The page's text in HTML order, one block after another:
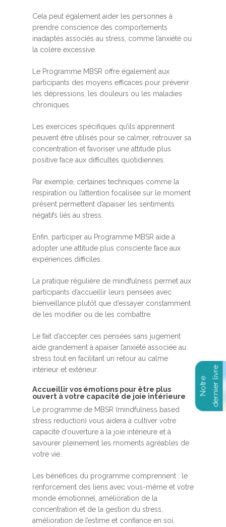
Cela peut également aider les personnes à
prendre conscience des comportements
inadaptés associés au stress, comme l’anxiété ou
la colère excessive.
Le Programme MBSR offre également aux
participants des moyens efficaces pour prévenir
les dépressions, les douleurs ou les maladies
chroniques.
Les exercices spécifiques qu’ils apprennent
peuvent être utilisés pour se calmer, retrouver sa
concentration et favoriser une attitude plus
positive face aux difficultés quotidiennes.
Par exemple, certaines techniques comme la
respiration ou l’attention focalisée sur le moment
présent permettent d’apaiser les sentiments
négatifs liés au stress.
Enfin, participer au Programme MBSR aide à
adopter une attitude plus consciente face aux
expériences difficiles.
La pratique régulière de mindfulness permet aux
participants d’accueillir leurs pensées avec
bienveillance plutôt que d’essayer constamment
de les modifier ou de les combattre.
Le fait d’accepter ces pensées sans jugement
aide grandement à apaiser l’anxiété associée au
stress tout en facilitant un retour au calme
intérieur et extérieur.
Accueillir vos émotions pour être plus
ouvert à votre capacité de joie intérieure
Le programme de MBSR (mindfulness based
stress reduction) vous aidera à cultiver votre
capacité d’ouverture à la joie intérieure et à
savourer pleinement les moments agréables de
votre vie.
Les bénéfices du programme comprennent : le
renforcement des liens avec vous-même et votre
monde émotionnel, amélioration de la
concentration et de la gestion du stress,
amélioration de l’estime et confiance en soi,